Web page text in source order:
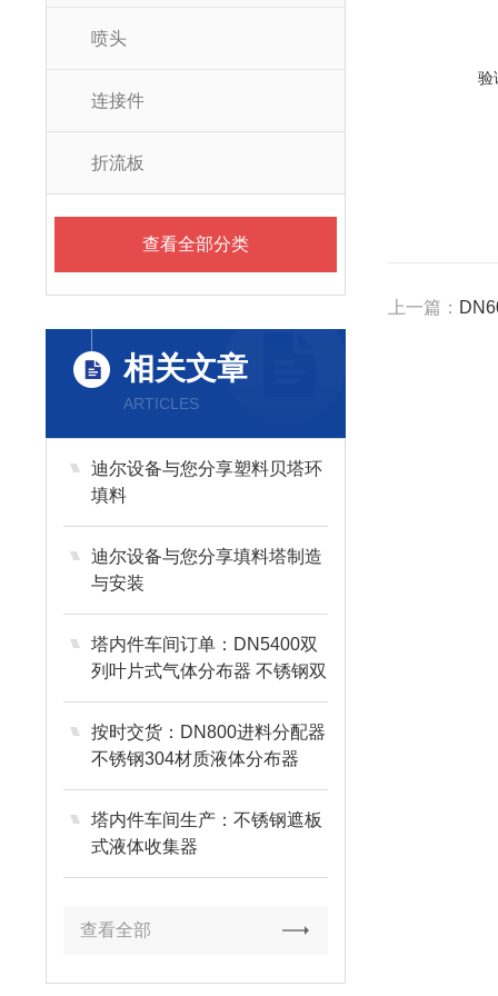
喷头
连接件
折流板
查看全部分类
相关文章
ARTICLES
迪尔设备与您分享塑料贝塔环
填料
迪尔设备与您分享填料塔制造
与安装
塔内件车间订单：DN5400双
列叶片式气体分布器 不锈钢双
叶片式分布器
按时交货：DN800进料分配器
不锈钢304材质液体分布器
塔内件车间生产：不锈钢遮板
式液体收集器
查看全部
验
上一篇：